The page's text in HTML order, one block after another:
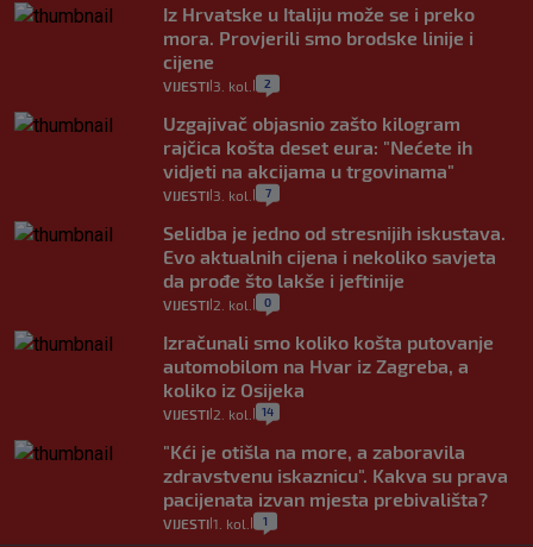
Iz Hrvatske u Italiju može se i preko
mora. Provjerili smo brodske linije i
cijene
VIJESTI 3. kol. 2
Uzgajivač objasnio zašto kilogram
rajčica košta deset eura: "Nećete ih
vidjeti na akcijama u trgovinama"
VIJESTI 3. kol. 7
Selidba je jedno od stresnijih iskustava.
Evo aktualnih cijena i nekoliko savjeta
da prođe što lakše i jeftinije
VIJESTI 2. kol. 0
Izračunali smo koliko košta putovanje
automobilom na Hvar iz Zagreba, a
koliko iz Osijeka
VIJESTI 2. kol. 14
"Kći je otišla na more, a zaboravila
zdravstvenu iskaznicu". Kakva su prava
pacijenata izvan mjesta prebivališta?
VIJESTI 1. kol. 1